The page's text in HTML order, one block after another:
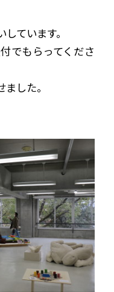
ています。
でもらってくださ
した。